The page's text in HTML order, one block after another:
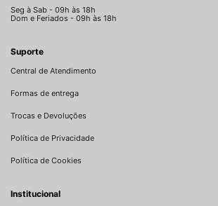
Seg à Sab - 09h às 18h
Dom e Feriados - 09h às 18h
Suporte
Central de Atendimento
Formas de entrega
Trocas e Devoluções
Política de Privacidade
Política de Cookies
Institucional